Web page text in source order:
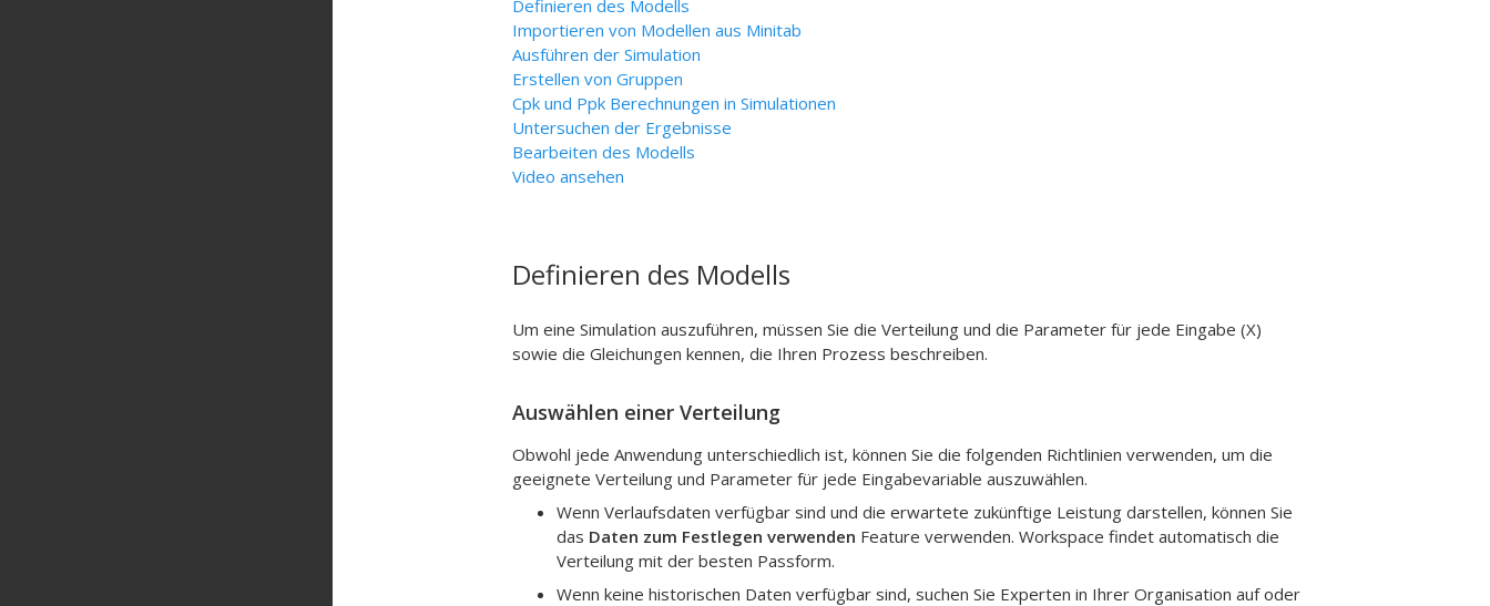
Definieren des Modells
Importieren von Modellen aus Minitab
Ausführen der Simulation
Erstellen von Gruppen
Cpk und Ppk Berechnungen in Simulationen
Untersuchen der Ergebnisse
Bearbeiten des Modells
Video ansehen
Definieren des Modells
Um eine Simulation auszuführen, müssen Sie die Verteilung und die Parameter für jede Eingabe (X)
sowie die Gleichungen kennen, die Ihren Prozess beschreiben.
Auswählen einer Verteilung
Obwohl jede Anwendung unterschiedlich ist, können Sie die folgenden Richtlinien verwenden, um die
geeignete Verteilung und Parameter für jede Eingabevariable auszuwählen.
Wenn Verlaufsdaten verfügbar sind und die erwartete zukünftige Leistung darstellen, können Sie
das Daten zum Festlegen verwenden Feature verwenden. Workspace findet automatisch die
Verteilung mit der besten Passform.
Wenn keine historischen Daten verfügbar sind, suchen Sie Experten in Ihrer Organisation auf oder